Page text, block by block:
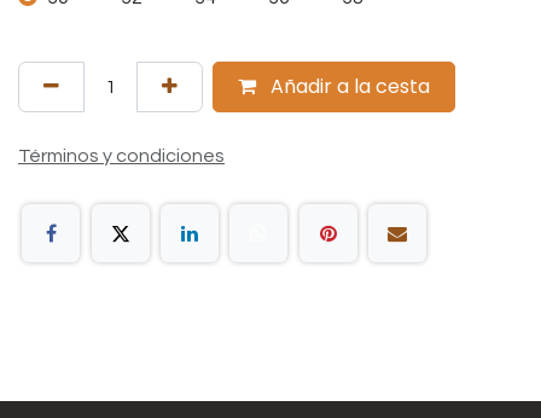
Añadir a la cesta
Términos y condiciones